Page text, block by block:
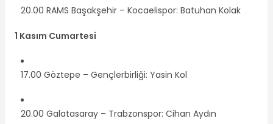
20.00 RAMS Başakşehir – Kocaelispor: Batuhan Kolak
1 Kasım Cumartesi
17.00 Göztepe – Gençlerbirliği: Yasin Kol
20.00 Galatasaray – Trabzonspor: Cihan Aydın